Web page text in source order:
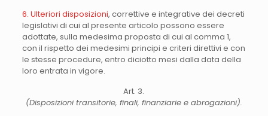
6. Ulteriori disposizioni, correttive e integrative dei decreti
legislativi di cui al presente articolo possono essere
adottate, sulla medesima proposta di cui al comma 1,
con il rispetto dei medesimi principi e criteri direttivi e con
le stesse procedure, entro diciotto mesi dalla data della
loro entrata in vigore.
Art. 3.
(Disposizioni transitorie, finali, finanziarie e abrogazioni).